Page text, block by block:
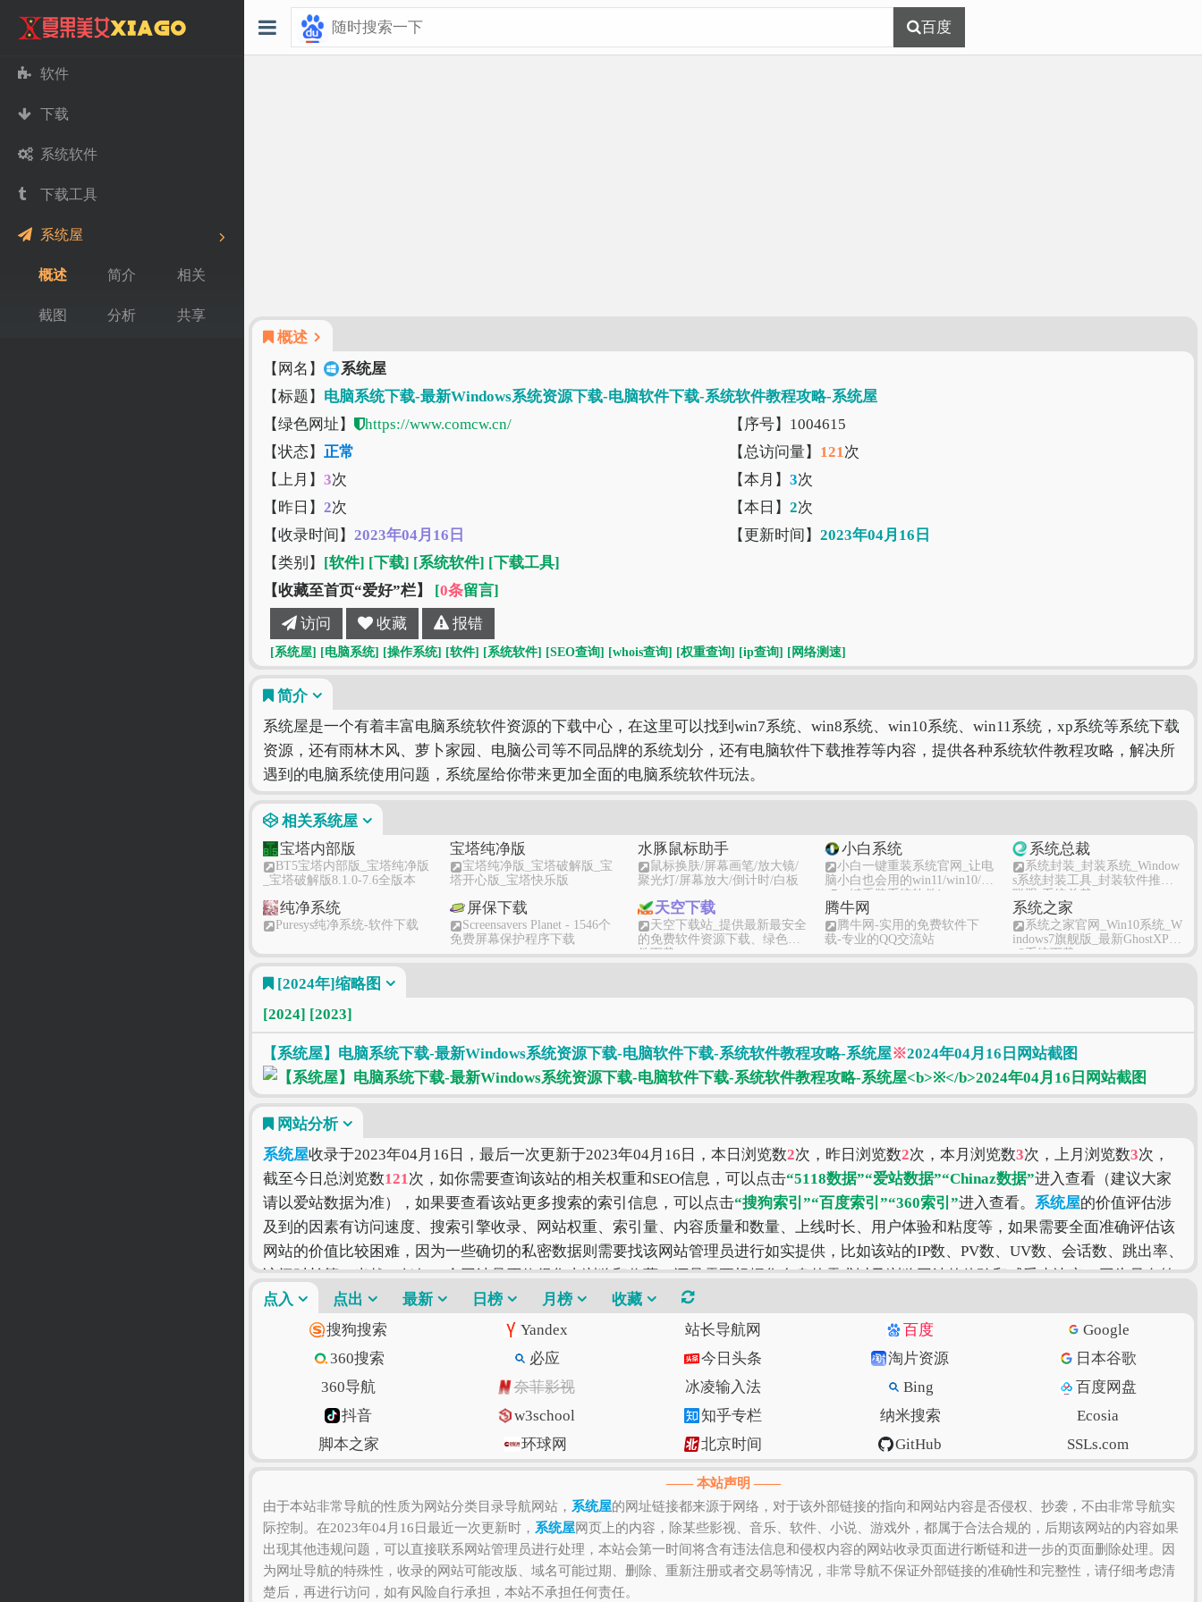
软件
下载
系统软件
下载工具
系统屋
概述 简介 相关
截图 分析 共享
百度
概述
【网名】
系统屋
【标题】 电脑系统下载-最新Windows系统资源下载-电脑软件下载-系统软件教程攻略-系统屋
【绿色网址】
https://www.comcw.cn/
【序号】1004615
【状态】 正常 【总访问量】 121次
【上月】 3次 【本月】 3次
【昨日】 2次 【本日】 2次
【收录时间】 2023年04月16日 【更新时间】 2023年04月16日
【类别】 [软件] [下载] [系统软件] [下载工具]
【收藏至首页“爱好”栏】
[0条留言]
访问 收藏 报错
[系统屋] [电脑系统] [操作系统] [软件] [系统软件] [SEO查询] [whois查询] [权重查询] [ip查询] [网络测速]
简介
系统屋是一个有着丰富电脑系统软件资源的下载中心，在这里可以找到win7系统、win8系统、win10系统、win11系统，xp系统等系统下载
资源，还有雨林木风、萝卜家园、电脑公司等不同品牌的系统划分，还有电脑软件下载推荐等内容，提供各种系统软件教程攻略，解决所
遇到的电脑系统使用问题，系统屋给你带来更加全面的电脑系统软件玩法。
相关系统屋
宝塔内部版
BT5宝塔内部版_宝塔纯净版
_宝塔破解版8.1.0-7.6全版本
宝塔纯净版
宝塔纯净版_宝塔破解版_宝
塔开心版_宝塔快乐版
水豚鼠标助手
鼠标换肤/屏幕画笔/放大镜/
聚光灯/屏幕放大/倒计时/白板
小白系统
小白一键重装系统官网_让电
脑小白也会用的win11/win10/wi
n7一键重装系统软件!
系统总裁
系统封装_封装系统_Window
s系统封装工具_封装软件推广
联盟-系统总裁
纯净系统
Puresys纯净系统-软件下载
屏保下载
Screensavers Planet - 1546个
免费屏幕保护程序下载
天空下载
天空下载站_提供最新最安全
的免费软件资源下载、绿色软
件下载
腾牛网
腾牛网-实用的免费软件下
载-专业的QQ交流站
系统之家
系统之家官网_Win10系统_W
indows7旗舰版_最新GhostXP S
p3系统下载
西西软件
西西软件园-西西游戏网-多
绿色下载软件_免费软件下载网
件下载、系统软件下载就在下
最好的免费软件下载网站
多特软件
软件下载_更快更安全的软件
下载中心_多特软件站
多多软件站-提供绿色软件和
热门单机游戏下载
pc6下载站-官方软件下载基
地-安全、高速、放心的下载网
站！
[2024年]缩略图
[2024] [2023]
【系统屋】电脑系统下载-最新Windows系统资源下载-电脑软件下载-系统软件教程攻略-系统屋※2024年04月16日网站截图
网站分析
系统屋收录于2023年04月16日，最后一次更新于2023年04月16日，本日浏览数2次，昨日浏览数2次，本月浏览数3次，上月浏览数3次，
截至今日总浏览数121次，如你需要查询该站的相关权重和SEO信息，可以点击“5118数据”“爱站数据”“Chinaz数据”进入查看（建议大家
请以爱站数据为准），如果要查看该站更多搜索的索引信息，可以点击“搜狗索引”“百度索引”“360索引”进入查看。 系统屋的价值评估涉
及到的因素有访问速度、搜索引擎收录、网站权重、索引量、内容质量和数量、上线时长、用户体验和粘度等，如果需要全面准确评估该
网站的价值比较困难，因为一些确切的私密数据则需要找该网站管理员进行如实提供，比如该站的IP数、PV数、UV数、会话数、跳出率、
访问时长等！当然，任何一个网站是否值得您去浏览和收藏，还是需要根据您自身的需求以及浏览网站的体验和感受来决定，因为只有符
合您自己的网站才是最好的。
点入 点出 最新 日榜 月榜
收藏
搜狗搜索
Yandex 站长导航网 百度
Google
360搜索
必应 今日头条 淘片资源
日本谷歌
360导航
奈菲影视 冰凌输入法 Bing
百度网盘
抖音
w3school 知乎专栏 纳米搜索
Ecosia
脚本之家
环球网 北京时间 GitHub
SSLs.com
语文迷
Gitee码云 CSDN博客 虎扑篮球 美得云
—— 本站声明 ——
由于本站非常导航的性质为网站分类目录导航网站， 系统屋的网址链接都来源于网络，对于该外部链接的指向和网站内容是否侵权、抄袭，不由非常导航实
际控制。在2023年04月16日最近一次更新时， 系统屋网页上的内容，除某些影视、音乐、软件、小说、游戏外，都属于合法合规的，后期该网站的内容如果
出现其他违规问题，可以直接联系网站管理员进行处理，本站会第一时间将含有违法信息和侵权内容的网站收录页面进行断链和进一步的页面删除处理。因
为网址导航的特殊性，收录的网站可能改版、域名可能过期、删除、重新注册或者交易等情况，非常导航不保证外部链接的准确性和完整性，请仔细考虑清
楚后，再进行访问，如有风险自行承担，本站不承担任何责任。